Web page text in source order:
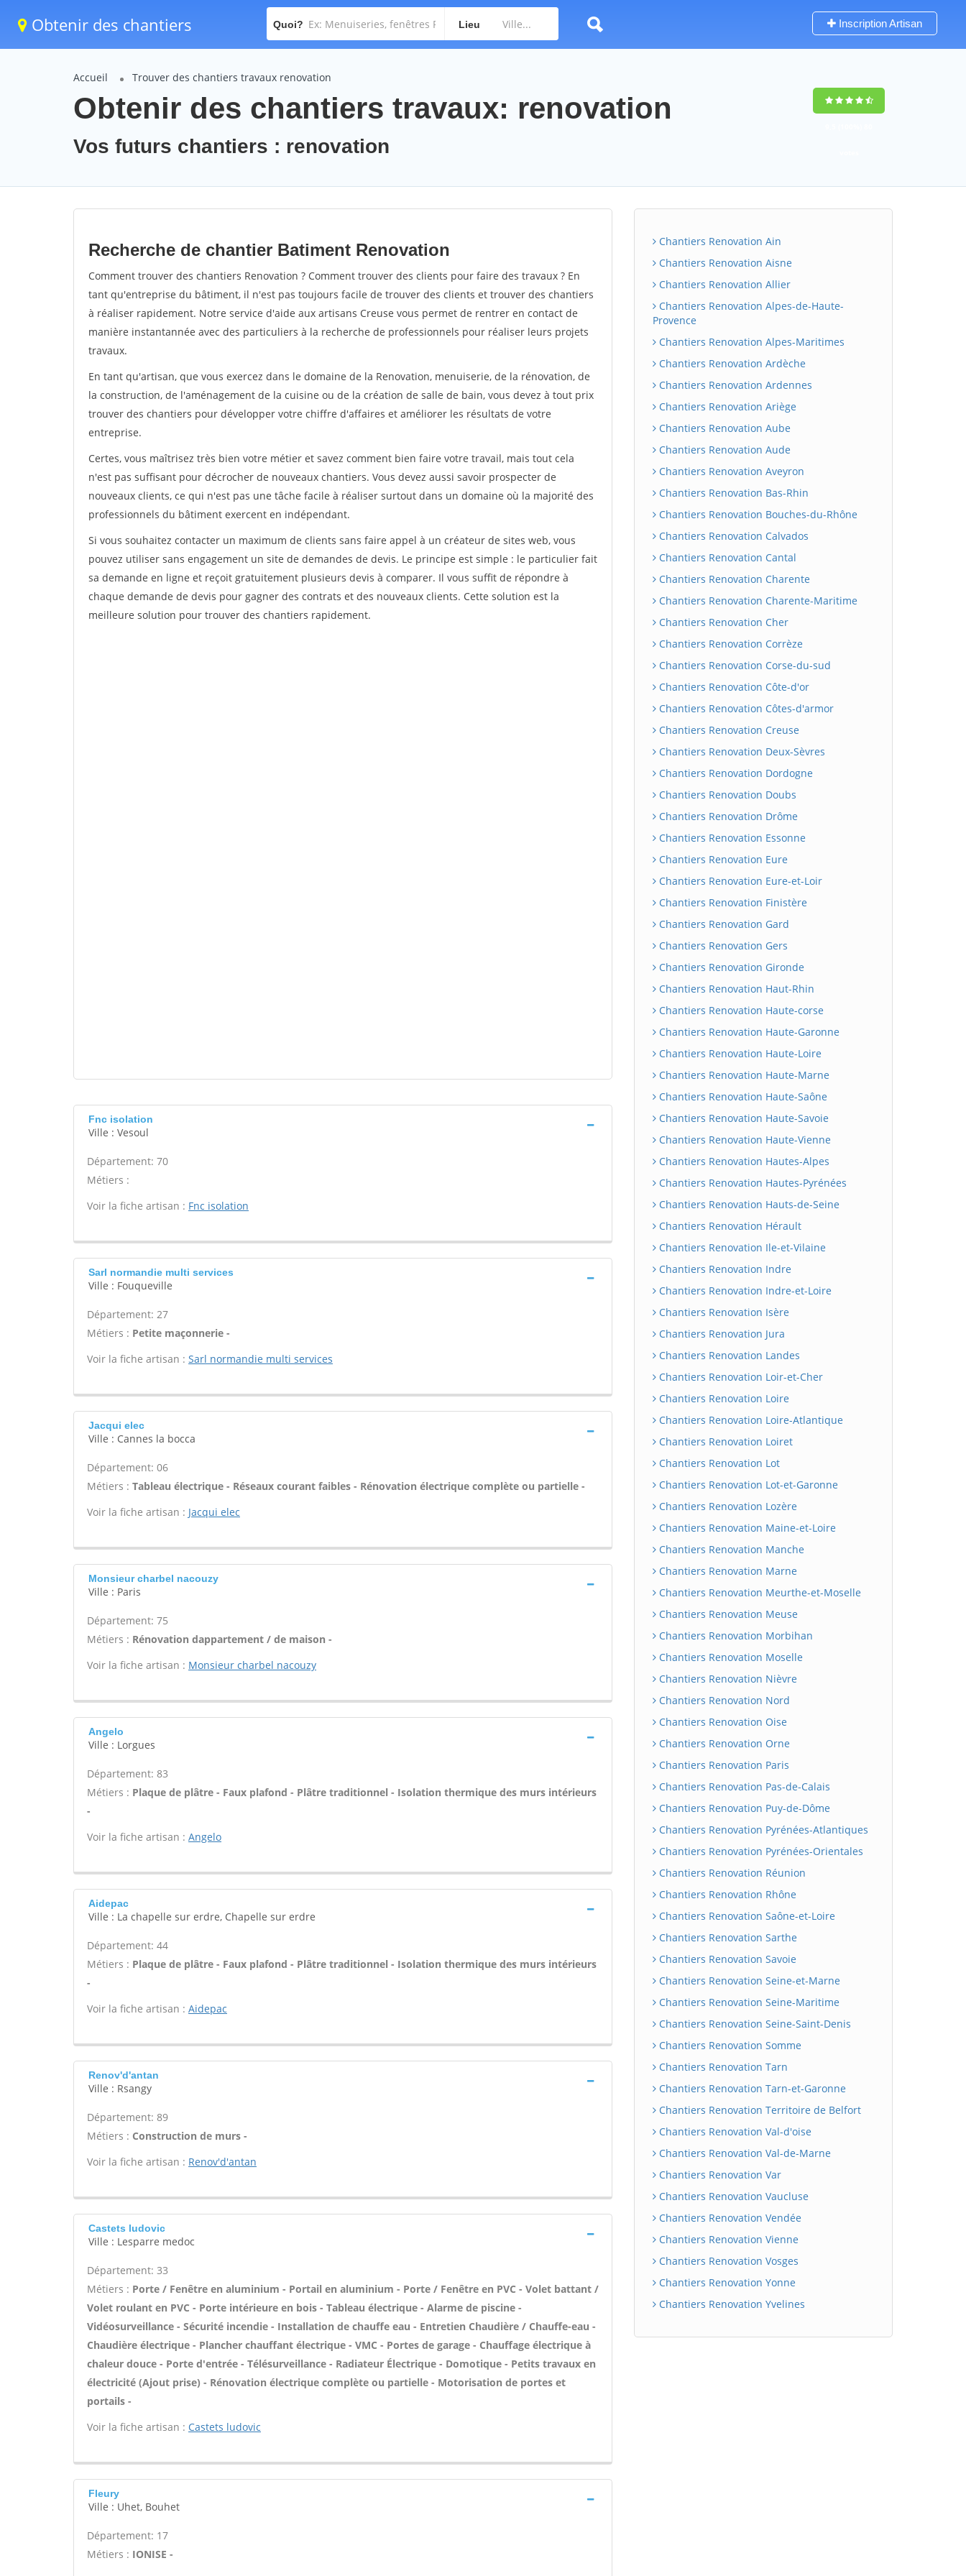
Obtenir des chantiers Quoi? Lieu Inscription Artisan
Accueil Trouver des chantiers travaux renovation
Obtenir des chantiers travaux: renovation
Vos futurs chantiers : renovation
Recherche de chantier Batiment Renovation
Comment trouver des chantiers Renovation ? Comment trouver des clients pour faire des travaux ? En
tant qu'entreprise du bâtiment, il n'est pas toujours facile de trouver des clients et trouver des chantiers
à réaliser rapidement. Notre service d'aide aux artisans Creuse vous permet de rentrer en contact de
manière instantannée avec des particuliers à la recherche de professionnels pour réaliser leurs projets
travaux.
En tant qu'artisan, que vous exercez dans le domaine de la Renovation, menuiserie, de la rénovation, de
la construction, de l'aménagement de la cuisine ou de la création de salle de bain, vous devez à tout prix
trouver des chantiers pour développer votre chiffre d'affaires et améliorer les résultats de votre
entreprise.
Certes, vous maîtrisez très bien votre métier et savez comment bien faire votre travail, mais tout cela
n'est pas suffisant pour décrocher de nouveaux chantiers. Vous devez aussi savoir prospecter de
nouveaux clients, ce qui n'est pas une tâche facile à réaliser surtout dans un domaine où la majorité des
professionnels du bâtiment exercent en indépendant.
Si vous souhaitez contacter un maximum de clients sans faire appel à un créateur de sites web, vous
pouvez utiliser sans engagement un site de demandes de devis. Le principe est simple : le particulier fait
sa demande en ligne et reçoit gratuitement plusieurs devis à comparer. Il vous suffit de répondre à
chaque demande de devis pour gagner des contrats et des nouveaux clients. Cette solution est la
meilleure solution pour trouver des chantiers rapidement.
Fnc isolation
Ville : Vesoul
Département: 70
Métiers :
Voir la fiche artisan : Fnc isolation
Sarl normandie multi services
Ville : Fouqueville
Département: 27
Métiers : Petite maçonnerie -
Voir la fiche artisan : Sarl normandie multi services
Jacqui elec
Ville : Cannes la bocca
Département: 06
Métiers : Tableau électrique - Réseaux courant faibles - Rénovation électrique complète ou partielle -
Voir la fiche artisan : Jacqui elec
Monsieur charbel nacouzy
Ville : Paris
Département: 75
Métiers : Rénovation dappartement / de maison -
Voir la fiche artisan : Monsieur charbel nacouzy
Angelo
Ville : Lorgues
Département: 83
Métiers : Plaque de plâtre - Faux plafond - Plâtre traditionnel - Isolation thermique des murs intérieurs
-
Voir la fiche artisan : Angelo
Aidepac
Ville : La chapelle sur erdre, Chapelle sur erdre
Département: 44
Métiers : Plaque de plâtre - Faux plafond - Plâtre traditionnel - Isolation thermique des murs intérieurs
-
Voir la fiche artisan : Aidepac
Renov'd'antan
Ville : Rsangy
Département: 89
Métiers : Construction de murs -
Voir la fiche artisan : Renov'd'antan
Castets ludovic
Ville : Lesparre medoc
Département: 33
Métiers : Porte / Fenêtre en aluminium - Portail en aluminium - Porte / Fenêtre en PVC - Volet battant /
Volet roulant en PVC - Porte intérieure en bois - Tableau électrique - Alarme de piscine -
Vidéosurveillance - Sécurité incendie - Installation de chauffe eau - Entretien Chaudière / Chauffe-eau -
Chaudière électrique - Plancher chauffant électrique - VMC - Portes de garage - Chauffage électrique à
chaleur douce - Porte d'entrée - Télésurveillance - Radiateur Électrique - Domotique - Petits travaux en
électricité (Ajout prise) - Rénovation électrique complète ou partielle - Motorisation de portes et
portails -
Voir la fiche artisan : Castets ludovic
Fleury
Ville : Uhet, Bouhet
Département: 17
Métiers : IONISE -
Chantiers Renovation Ain
Chantiers Renovation Aisne
Chantiers Renovation Allier
Chantiers Renovation Alpes-de-Haute-
Provence
Chantiers Renovation Alpes-Maritimes
Chantiers Renovation Ardèche
Chantiers Renovation Ardennes
Chantiers Renovation Ariège
Chantiers Renovation Aube
Chantiers Renovation Aude
Chantiers Renovation Aveyron
Chantiers Renovation Bas-Rhin
Chantiers Renovation Bouches-du-Rhône
Chantiers Renovation Calvados
Chantiers Renovation Cantal
Chantiers Renovation Charente
Chantiers Renovation Charente-Maritime
Chantiers Renovation Cher
Chantiers Renovation Corrèze
Chantiers Renovation Corse-du-sud
Chantiers Renovation Côte-d'or
Chantiers Renovation Côtes-d'armor
Chantiers Renovation Creuse
Chantiers Renovation Deux-Sèvres
Chantiers Renovation Dordogne
Chantiers Renovation Doubs
Chantiers Renovation Drôme
Chantiers Renovation Essonne
Chantiers Renovation Eure
Chantiers Renovation Eure-et-Loir
Chantiers Renovation Finistère
Chantiers Renovation Gard
Chantiers Renovation Gers
Chantiers Renovation Gironde
Chantiers Renovation Haut-Rhin
Chantiers Renovation Haute-corse
Chantiers Renovation Haute-Garonne
Chantiers Renovation Haute-Loire
Chantiers Renovation Haute-Marne
Chantiers Renovation Haute-Saône
Chantiers Renovation Haute-Savoie
Chantiers Renovation Haute-Vienne
Chantiers Renovation Hautes-Alpes
Chantiers Renovation Hautes-Pyrénées
Chantiers Renovation Hauts-de-Seine
Chantiers Renovation Hérault
Chantiers Renovation Ile-et-Vilaine
Chantiers Renovation Indre
Chantiers Renovation Indre-et-Loire
Chantiers Renovation Isère
Chantiers Renovation Jura
Chantiers Renovation Landes
Chantiers Renovation Loir-et-Cher
Chantiers Renovation Loire
Chantiers Renovation Loire-Atlantique
Chantiers Renovation Loiret
Chantiers Renovation Lot
Chantiers Renovation Lot-et-Garonne
Chantiers Renovation Lozère
Chantiers Renovation Maine-et-Loire
Chantiers Renovation Manche
Chantiers Renovation Marne
Chantiers Renovation Meurthe-et-Moselle
Chantiers Renovation Meuse
Chantiers Renovation Morbihan
Chantiers Renovation Moselle
Chantiers Renovation Nièvre
Chantiers Renovation Nord
Chantiers Renovation Oise
Chantiers Renovation Orne
Chantiers Renovation Paris
Chantiers Renovation Pas-de-Calais
Chantiers Renovation Puy-de-Dôme
Chantiers Renovation Pyrénées-Atlantiques
Chantiers Renovation Pyrénées-Orientales
Chantiers Renovation Réunion
Chantiers Renovation Rhône
Chantiers Renovation Saône-et-Loire
Chantiers Renovation Sarthe
Chantiers Renovation Savoie
Chantiers Renovation Seine-et-Marne
Chantiers Renovation Seine-Maritime
Chantiers Renovation Seine-Saint-Denis
Chantiers Renovation Somme
Chantiers Renovation Tarn
Chantiers Renovation Tarn-et-Garonne
Chantiers Renovation Territoire de Belfort
Chantiers Renovation Val-d'oise
Chantiers Renovation Val-de-Marne
Chantiers Renovation Var
Chantiers Renovation Vaucluse
Chantiers Renovation Vendée
Chantiers Renovation Vienne
Chantiers Renovation Vosges
Chantiers Renovation Yonne
Chantiers Renovation Yvelines